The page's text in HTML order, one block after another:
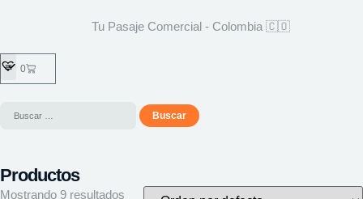
Tu Pasaje Comercial - Colombia 🇨🇴
0
Productos
Mostrando 9 resultados